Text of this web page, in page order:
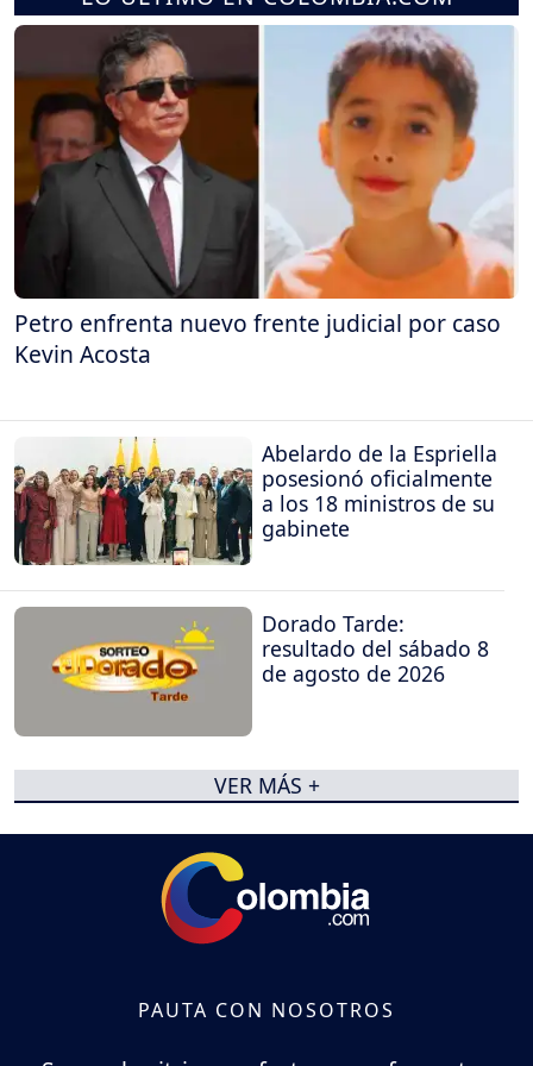
Petro enfrenta nuevo frente judicial por caso
Kevin Acosta
Abelardo de la Espriella
posesionó oficialmente
a los 18 ministros de su
gabinete
Dorado Tarde:
resultado del sábado 8
de agosto de 2026
VER MÁS +
PAUTA CON NOSOTROS